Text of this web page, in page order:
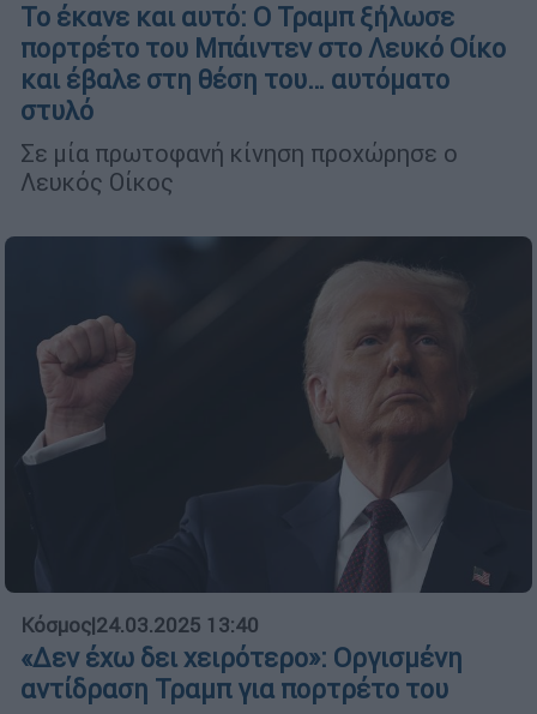
Το έκανε και αυτό: Ο Τραμπ ξήλωσε
πορτρέτο του Μπάιντεν στο Λευκό Οίκο
και έβαλε στη θέση του… αυτόματο
στυλό
Σε μία πρωτοφανή κίνηση προχώρησε ο
Λευκός Οίκος
Κόσμος|24.03.2025 13:40
«Δεν έχω δει χειρότερο»: Οργισμένη
αντίδραση Τραμπ για πορτρέτο του